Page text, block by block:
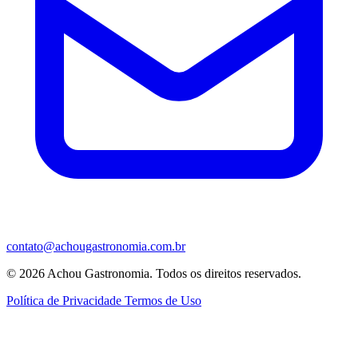
contato@achougastronomia.com.br
© 2026 Achou Gastronomia. Todos os direitos reservados.
Política de Privacidade Termos de Uso